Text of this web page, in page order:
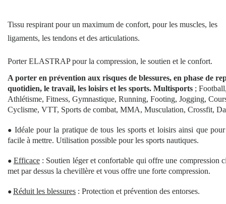
Tissu respirant pour un maximum de confort, pour les muscles, les
ligaments, les tendons et des articulations.
Porter ELASTRAP pour la compression, le soutien et le confort.
A porter en prévention aux risques de blessures, en phase de
quotidien, le travail, les loisirs et les sports. Multisports ;
Athlétisme, Fitness, Gymnastique, Running, Footing, Jogging,
Cyclisme, VTT, Sports de combat, MMA, Musculation, Crossfit,
● Idéale pour la pratique de tous les sports et loisirs ainsi que
facile à mettre. Utilisation possible pour les sports nautiques.
● Efficace: Soutien léger et confortable qui offre une compression
met par dessus la chevillère et vous offre une forte compression.
●Réduit les blessures : Protection et prévention des entorses.